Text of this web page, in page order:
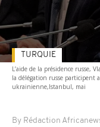
L’aide de la présidence russe,
la délégation russe participent
ukrainienne,Istanbul, mai
By Rédaction
TURQUIE